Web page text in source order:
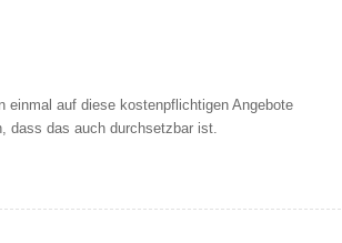
auf diese kostenpflichtigen Angebote
dass das auch durchsetzbar ist.